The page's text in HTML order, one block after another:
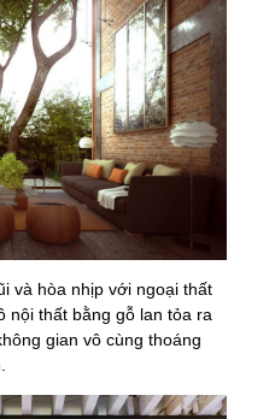
và hòa nhịp với ngoại thất
thất bằng gỗ lan tỏa ra
gian vô cùng thoáng